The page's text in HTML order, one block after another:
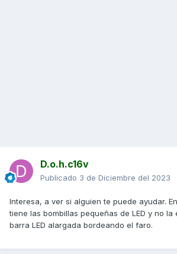
D.o.h.c16v
Publicado 3 de Diciembre del 2023
Interesa, a ver si alguien te puede ayudar.
tiene las bombillas pequeñas de LED y no la
barra LED alargada bordeando el faro.